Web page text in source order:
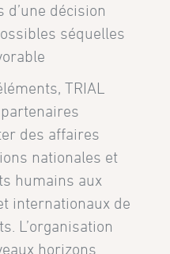
d’une décision
séquelles
TRIAL
des affaires
nationales et
humains aux
internationaux de
L’organisation
horizons